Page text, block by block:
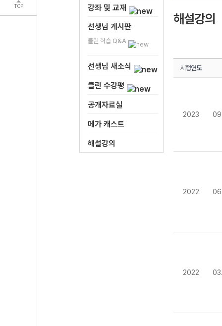
TOP
강좌 및 교재
선생님 게시판
클린 학습 Q&A
선생님 새소식
클린 수강평
공개자료실
메가 캐스트
해설강의
해설강의
시행연도
2023
2022
2022